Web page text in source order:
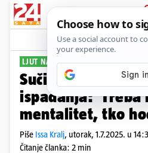
Sport
LJUT NAKON PORAZA
Sučićev suigrač
ispadanja: 'Treba
mentalitet, tko
Piše Issa Kralj, utorak, 1.7.2025. u
Čitanje članka: 2 min